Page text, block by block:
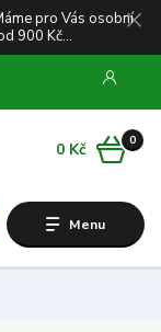
pro Vás osobní
900 Kč...
Menu
0
0 Kč